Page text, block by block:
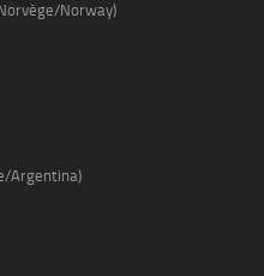
Norway)
Argentina)